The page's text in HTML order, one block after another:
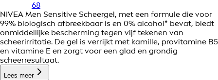
68
NIVEA Men Sensitive Scheergel, met een formule die voor
99% biologisch afbreekbaar is en 0% alcohol* bevat, biedt
onmiddellijke bescherming tegen vijf tekenen van
scheerirritatie. De gel is verrijkt met kamille, provitamine B5
en vitamine E en zorgt voor een glad en grondig
scheerresultaat.
Lees meer